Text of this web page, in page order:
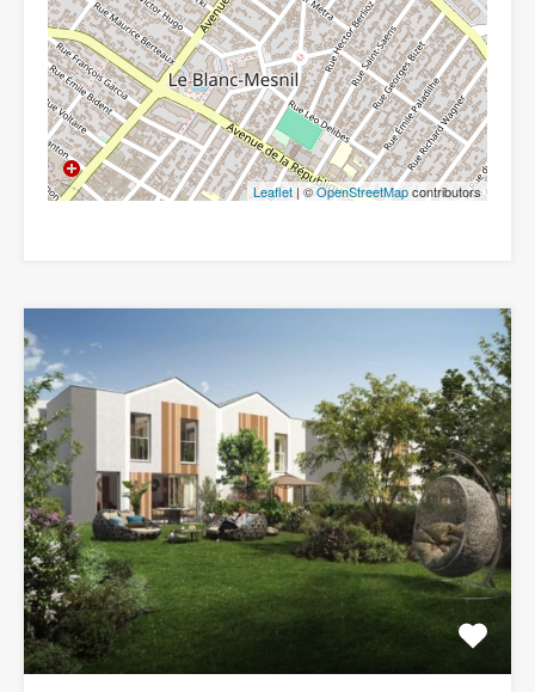
Leaflet | ©OpenStreetMapcontributors